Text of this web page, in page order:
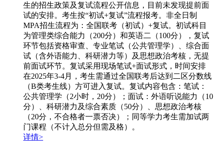
生的招生政策及复试流程公开信息，目前未发现提前面
试的安排。考生按“初试+复试”流程报考。非全日制
MPA招生流程为：全国联考（初试）+复试。初试科目
为管理类综合能力（200分）和英语二（100分），复试
环节包括资格审查、专业笔试（公共管理学）、综合面
试（含外语能力、科研潜力等）及思想政治考核，无提
前面试环节。复试采用现场笔试+面试形式，时间安排
在2025年3-4月，考生需通过全国联考后达到二区分数线
（B类考生线）方可进入复试。复试内容包含：笔试：
公共管理学（2小时，20分）；面试：外语听说能力（10
分）、科研潜力及综合素质（50分）、思想政治考核
（20分，不合格者一票否决）；同等学力考生需加试两
门课程（不计入总分但需及格）。
详情>